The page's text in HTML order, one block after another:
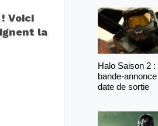
Voici
la
Halo Saison 2 :
bande-
date de sortie